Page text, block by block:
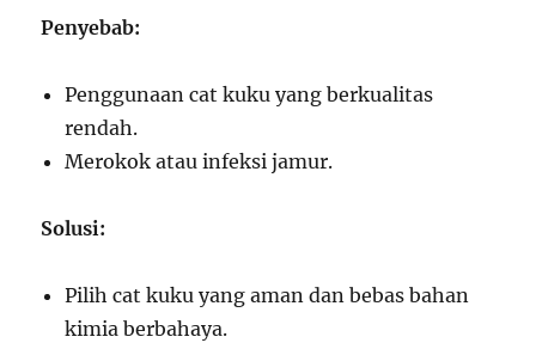
Penyebab:
Penggunaan cat kuku yang berkualitas
rendah.
Merokok atau infeksi jamur.
Solusi:
Pilih cat kuku yang aman dan bebas bahan
kimia berbahaya.